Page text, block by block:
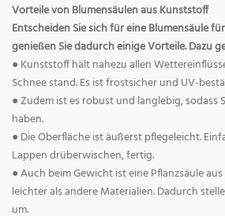
Vorteile von Blumensäulen aus Kunststoff
Entscheiden Sie sich für eine Blumensäule
genießen Sie dadurch einige Vorteile. Dazu
● Kunststoff hält nahezu allen
Schnee stand. Es ist frostsicher und UV-
● Zudem ist es robust und langlebig, sodass
haben.
● Die Oberfläche ist äußerst pflegeleicht.
Lappen drüberwischen, fertig.
● Auch beim Gewicht ist eine Pflanzsäule
leichter als andere Materialien. Dadurch
um.